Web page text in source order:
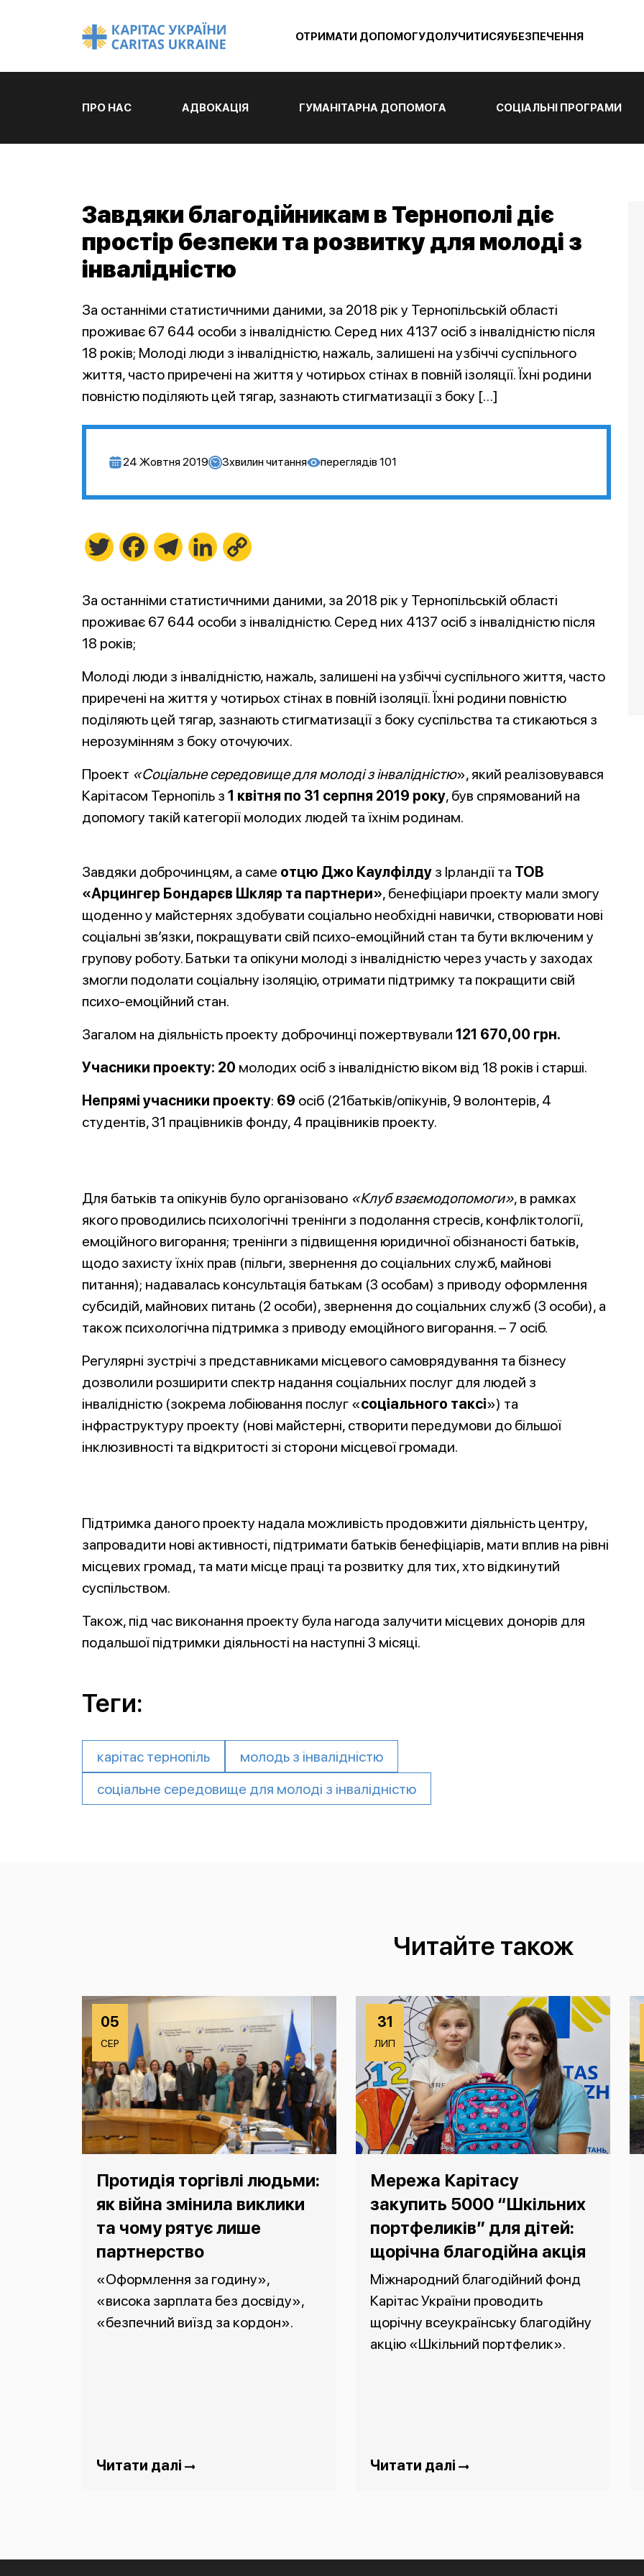
ОТРИМАТИ ДОПОМОГУДОЛУЧИТИСЯУБЕЗПЕЧЕННЯ
ПРО НАС АДВОКАЦІЯ ГУМАНІТАРНА ДОПОМОГА СОЦІАЛЬНІ ПРОГРАМИ
Завдяки благодійникам в Тернополі діє
простір безпеки та розвитку для молоді з
інвалідністю
За останніми статистичними даними, за 2018 рік у Тернопільській області
проживає 67 644 особи з інвалідністю. Серед них 4137 осіб з інвалідністю після
18 років; Молоді люди з інвалідністю, нажаль, залишені на узбіччі суспільного
життя, часто приречені на життя у чотирьох стінах в повній ізоляції. Їхні родини
повністю поділяють цей тягар, зазнають стигматизації з боку […]
24 Жовтня 2019 3хвилин читання переглядів 101
Twitter FacebookTelegramLinkedIn
За останніми статистичними даними, за 2018 рік у Тернопільській області
проживає 67 644 особи з інвалідністю. Серед них 4137 осіб з інвалідністю після
18 років;
Молоді люди з інвалідністю, нажаль, залишені на узбіччі суспільного життя, часто
приречені на життя у чотирьох стінах в повній ізоляції. Їхні родини повністю
поділяють цей тягар, зазнають стигматизації з боку суспільства та стикаються з
нерозумінням з боку оточуючих.
Проект «Соціальне середовище для молоді з інвалідністю», який реалізовувався
Карітасом Тернопіль з 1 квітня по 31 серпня 2019 року, був спрямований на
допомогу такій категорії молодих людей та їхнім родинам.
Завдяки доброчинцям, а саме отцю Джо Каулфілду з Ірландії та ТОВ
«Арцингер Бондарєв Шкляр та партнери», бенефіціари проекту мали змогу
щоденно у майстернях здобувати соціально необхідні навички, створювати нові
соціальні зв’язки, покращувати свій психо-емоційний стан та бути включеним у
групову роботу. Батьки та опікуни молоді з інвалідністю через участь у заходах
змогли подолати соціальну ізоляцію, отримати підтримку та покращити свій
психо-емоційний стан.
Загалом на діяльність проекту доброчинці пожертвували 121 670,00 грн.
Учасники проекту: 20 молодих осіб з інвалідністю віком від 18 років і старші.
Непрямі учасники проекту: 69 осіб (21батьків/опікунів, 9 волонтерів, 4
студентів, 31 працівників фонду, 4 працівників проекту.
Для батьків та опікунів було організовано «Клуб взаємодопомоги», в рамках
якого проводились психологічні тренінги з подолання стресів, конфліктології,
емоційного вигорання; тренінги з підвищення юридичної обізнаності батьків,
щодо захисту їхніх прав (пільги, звернення до соціальних служб, майнові
питання); надавалась консультація батькам (3 особам) з приводу оформлення
субсидій, майнових питань (2 особи), звернення до соціальних служб (3 особи), а
також психологічна підтримка з приводу емоційного вигорання. – 7 осіб.
Регулярні зустрічі з представниками місцевого самоврядування та бізнесу
дозволили розширити спектр надання соціальних послуг для людей з
інвалідністю (зокрема лобіювання послуг «соціального таксі») та
інфраструктуру проекту (нові майстерні, створити передумови до більшої
інклюзивності та відкритості зі сторони місцевої громади.
Підтримка даного проекту надала можливість продовжити діяльність центру,
запровадити нові активності, підтримати батьків бенефіціарів, мати вплив на рівні
місцевих громад, та мати місце праці та розвитку для тих, хто відкинутий
суспільством.
Також, під час виконання проекту була нагода залучити місцевих донорів для
подальшої підтримки діяльності на наступні 3 місяці.
Теги:
карітас тернопіль
молодь з інвалідністю
соціальне середовище для молоді з інвалідністю
Читайте також
05
СЕР
Протидія торгівлі людьми:
як війна змінила виклики
та чому рятує лише
партнерство
«Оформлення за годину»,
«висока зарплата без досвіду»,
«безпечний виїзд за кордон».
Читати далі
31
ЛИП
Мережа Карітасу
закупить 5000 “Шкільних
портфеликів” для дітей:
щорічна благодійна акція
Міжнародний благодійний фонд
Карітас України проводить
щорічну всеукраїнську благодійну
акцію «Шкільний портфелик».
Читати далі